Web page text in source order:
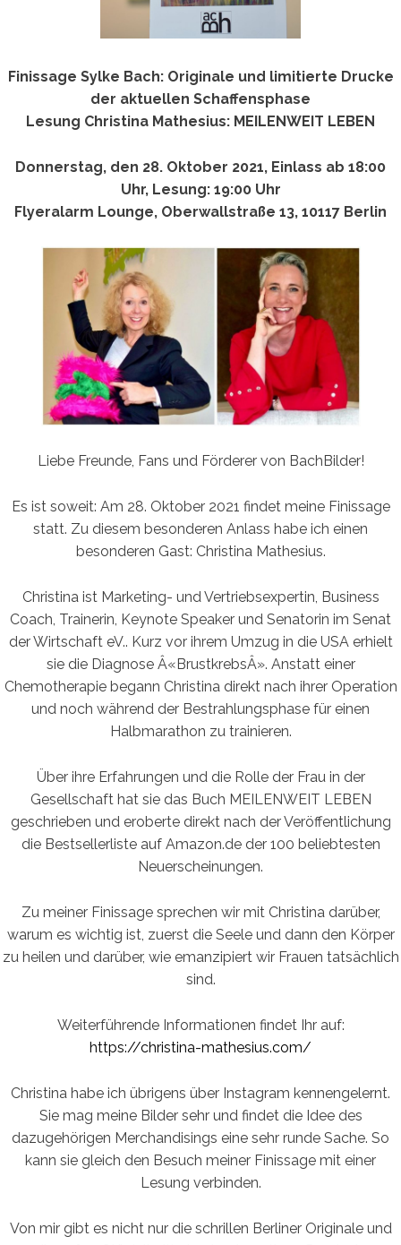
Finissage Sylke Bach: Originale und limitierte Drucke
der aktuellen Schaffensphase
Lesung Christina Mathesius: MEILENWEIT LEBEN
Donnerstag, den 28. Oktober 2021, Einlass ab 18:00
Uhr, Lesung: 19:00 Uhr
Flyeralarm Lounge, Oberwallstraße 13, 10117 Berlin
Liebe Freunde, Fans und Förderer von BachBilder!
Es ist soweit: Am 28. Oktober 2021 findet meine Finissage
statt. Zu diesem besonderen Anlass habe ich einen
besonderen Gast: Christina Mathesius.
Christina ist Marketing- und Vertriebsexpertin, Business
Coach, Trainerin, Keynote Speaker und Senatorin im Senat
der Wirtschaft eV.. Kurz vor ihrem Umzug in die USA erhielt
sie die Diagnose Â«BrustkrebsÂ». Anstatt einer
Chemotherapie begann Christina direkt nach ihrer Operation
und noch während der Bestrahlungsphase für einen
Halbmarathon zu trainieren.
Über ihre Erfahrungen und die Rolle der Frau in der
Gesellschaft hat sie das Buch MEILENWEIT LEBEN
geschrieben und eroberte direkt nach der Veröffentlichung
die Bestsellerliste auf Amazon.de der 100 beliebtesten
Neuerscheinungen.
Zu meiner Finissage sprechen wir mit Christina darüber,
warum es wichtig ist, zuerst die Seele und dann den Körper
zu heilen und darüber, wie emanzipiert wir Frauen tatsächlich
sind.
Weiterführende Informationen findet Ihr auf:
https://christina-mathesius.com/
Christina habe ich übrigens über Instagram kennengelernt.
Sie mag meine Bilder sehr und findet die Idee des
dazugehörigen Merchandisings eine sehr runde Sache. So
kann sie gleich den Besuch meiner Finissage mit einer
Lesung verbinden.
Von mir gibt es nicht nur die schrillen Berliner Originale und